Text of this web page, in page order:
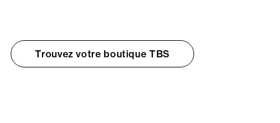
Trouvez votre boutique TBS